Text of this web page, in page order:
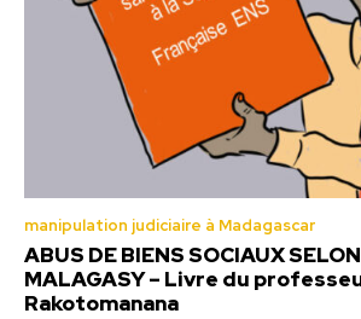
manipulation judiciaire à Madagascar
ABUS DE BIENS SOCIAUX
MALAGASY – Livre du
Rakotomanana